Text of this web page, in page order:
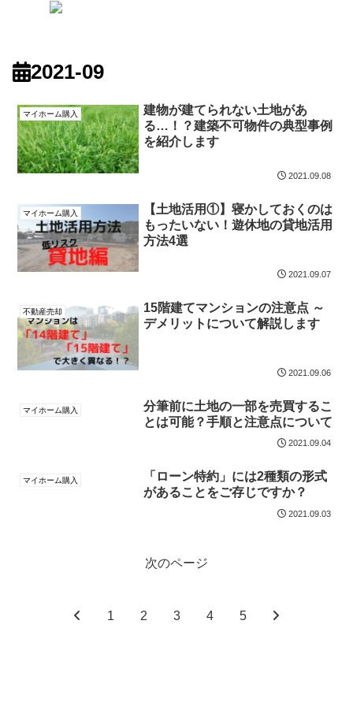
2021-09
マイホーム購入
建物が建てられない土地があ
る…！？建築不可物件の典型事例
を紹介します
2021.09.08
マイホーム購入
【土地活用①】寝かしておくのは
もったいない！遊休地の貸地活用
方法4選
2021.09.07
不動産売却
15階建てマンションの注意点 ～
デメリットについて解説します
2021.09.06
マイホーム購入
分筆前に土地の一部を売買するこ
とは可能？手順と注意点について
2021.09.04
マイホーム購入
「ローン特約」には2種類の形式
があることをご存じですか？
2021.09.03
次のページ
1 2 3 4 5